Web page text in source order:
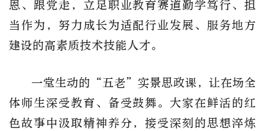
恩、跟党走，立足职业教育赛道勤学笃行、担
当作为，努力成长为适配行业发展、服务地方
建设的高素质技术技能人才。
一堂生动的“五老”实景思政课，让在场全
体师生深受教育、备受鼓舞。大家在鲜活的红
色故事中汲取精神养分，接受深刻的思想淬炼